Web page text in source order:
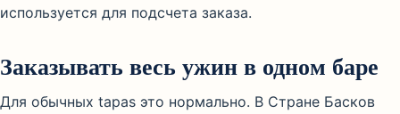
используется для подсчета заказа.
Заказывать весь ужин в одном баре
Для обычных tapas это нормально. В Стране Басков